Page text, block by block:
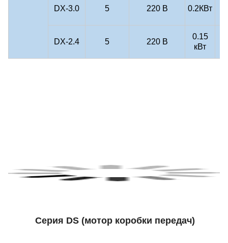
DX-3.0 5 220 В 0.2КВт
DX-2.4 5 220 В
0.15
кВт
Серия DS (мотор коробки передач)